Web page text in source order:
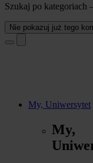
Szukaj po kategoriach
Nie pokazuj już tego
My, Uniwersytet
My,